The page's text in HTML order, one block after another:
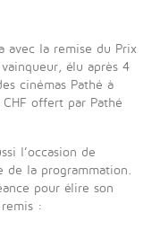
avec la remise du Prix
élu après 4
cinémas Pathé à
offert par Pathé
l’occasion de
de la programmation.
pour élire son
: